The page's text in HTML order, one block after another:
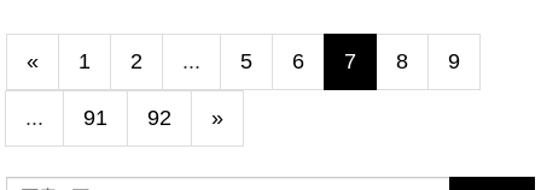
« 1 2 ... 5 6 7 8 9
... 91 92 »